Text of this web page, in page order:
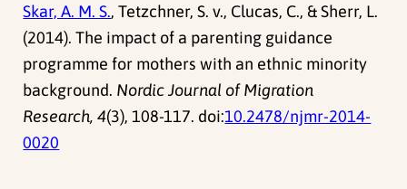
Skar, A. M. S., Tetzchner, S. v., Clucas, C., & Sherr, L.
(2014). The impact of a parenting guidance
programme for mothers with an ethnic minority
background. Nordic Journal of Migration
Research, 4(3), 108-117. doi:10.2478/njmr-2014-
0020